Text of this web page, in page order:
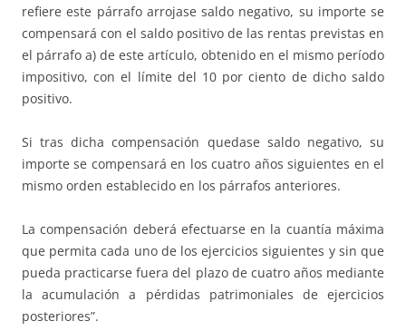
refiere este párrafo arrojase saldo negativo, su importe se
compensará con el saldo positivo de las rentas previstas en
el párrafo a) de este artículo, obtenido en el mismo período
impositivo, con el límite del 10 por ciento de dicho saldo
positivo.
Si tras dicha compensación quedase saldo negativo, su
importe se compensará en los cuatro años siguientes en el
mismo orden establecido en los párrafos anteriores.
La compensación deberá efectuarse en la cuantía máxima
que permita cada uno de los ejercicios siguientes y sin que
pueda practicarse fuera del plazo de cuatro años mediante
la acumulación a pérdidas patrimoniales de ejercicios
posteriores”.